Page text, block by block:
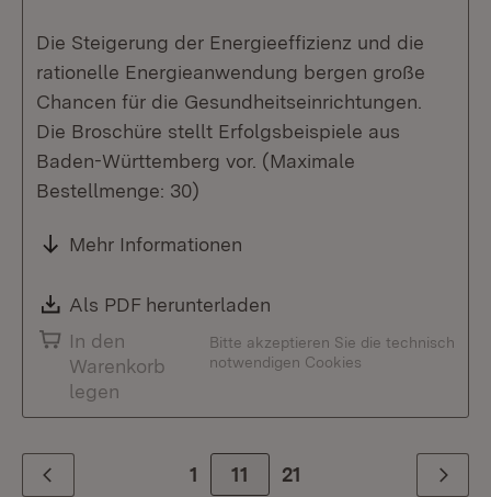
Die Steigerung der Energieeffizienz und die
rationelle Energieanwendung bergen große
Chancen für die Gesundheitseinrichtungen.
Die Broschüre stellt Erfolgsbeispiele aus
Baden-Württemberg vor. (Maximale
Bestellmenge: 30)
Mehr Informationen
Download:
Als PDF herunterladen
In den
Warenkorb
legen
Bitte akzeptieren Sie die technisch
notwendigen Cookies
Zurück 1 Zur Seite
11 21 Weiter